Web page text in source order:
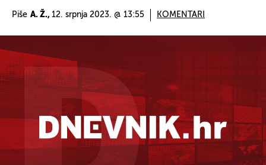
Piše A. Ž., 12. srpnja 2023. @ 13:55 KOMENTARI